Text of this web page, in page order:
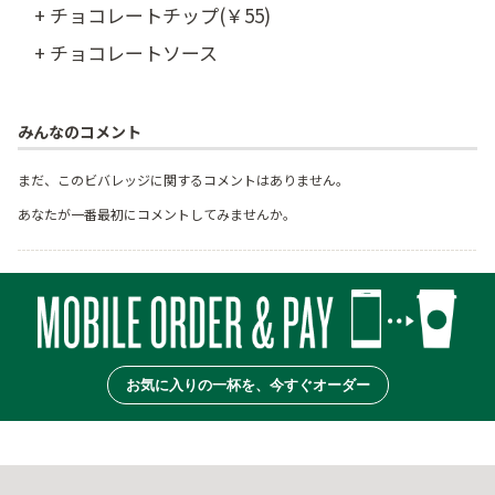
+ チョコレートチップ(￥55)
+ チョコレートソース
みんなのコメント
まだ、このビバレッジに関するコメントはありません。
あなたが一番最初にコメントしてみませんか。
お気に入りの一杯を、今すぐオーダー